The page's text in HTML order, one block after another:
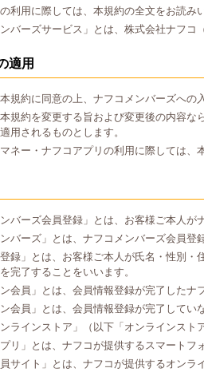
利用に際しては、本規約の全文をお読み
ンバーズサービス」とは、株式会社ナフ
適用
規約に同意の上、ナフコメンバーズへの
規約を変更する旨および変更後の内容
用されるものとします。
ネー・ナフコアプリの利用に際しては、
ンバーズ会員登録」とは、お客様ご本人
ンバーズ」とは、ナフコメンバーズ会員
登録」とは、お客様ご本人が氏名・性別
完了することをいいます。
ン会員」とは、会員情報登録が完了したナ
ン会員」とは、会員情報登録が完了してい
ンラインストア」（以下「オンラインス
プリ」とは、ナフコが提供するスマート
員サイト」とは、ナフコが提供するオンラ